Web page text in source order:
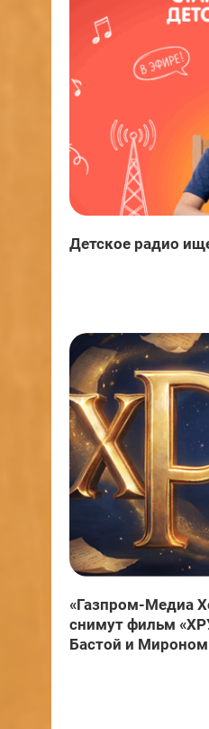
Детское радио
«Газпром-Медиа
снимут фильм
Бастой и